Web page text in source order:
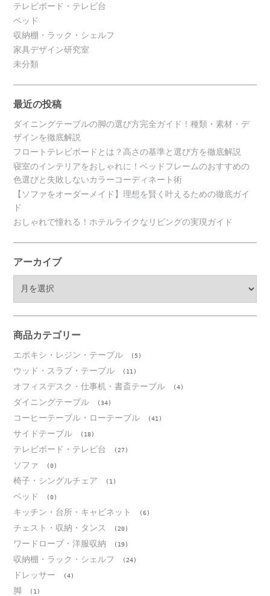
テレビボード・テレビ台
ベッド
収納棚・ラック・シェルフ
家具デザイン研究室
未分類
最近の投稿
ダイニングテーブルの脚の選び方完全ガイド！種類・素材・デ
ザインを徹底解説
フロートテレビボードとは？高さの基準と選び方を徹底解説
寝室のインテリアをおしゃれに！ベッドフレームのおすすめの
色選びと失敗しないカラーコーディネート術
【ソファをオーダーメイド】理想を賢く叶えるための徹底ガイ
ド
おしゃれで憧れる！ホテルライクなリビングの実現ガイド
アーカイブ
ブ
商品カテゴリー
エポキシ・レジン・テーブル (5)
ウッド・スラブ・テーブル (11)
オフィスデスク・仕事机・書斎テーブル (4)
ダイニングテーブル (34)
コーヒーテーブル・ローテーブル (41)
サイドテーブル (18)
テレビボード・テレビ台 (27)
ソファ (0)
椅子・シングルチェア (1)
ベッド (0)
キッチン・台所・キャビネット (6)
チェスト・収納・タンス (20)
ワードローブ・洋服収納 (19)
収納棚・ラック・シェルフ (24)
ドレッサー (4)
脚 (1)